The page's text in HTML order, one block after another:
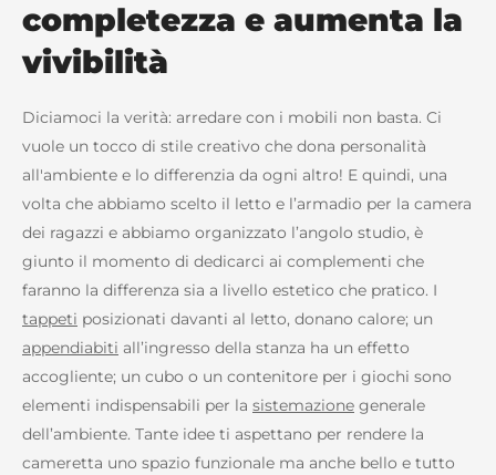
completezza e aumenta la
vivibilità
Diciamoci la verità: arredare con i mobili non basta. Ci
vuole un tocco di stile creativo che dona personalità
all'ambiente e lo differenzia da ogni altro! E quindi, una
volta che abbiamo scelto il letto e l’armadio per la camera
dei ragazzi e abbiamo organizzato l’angolo studio, è
giunto il momento di dedicarci ai complementi che
faranno la differenza sia a livello estetico che pratico. I
tappeti posizionati davanti al letto, donano calore; un
appendiabiti all’ingresso della stanza ha un effetto
accogliente; un cubo o un contenitore per i giochi sono
elementi indispensabili per la sistemazione generale
dell’ambiente. Tante idee ti aspettano per rendere la
cameretta uno spazio funzionale ma anche bello e tutto